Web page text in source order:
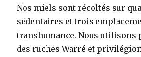
Nos miels sont récoltés sur
sédentaires et trois
transhumance. Nous
des ruches Warré et